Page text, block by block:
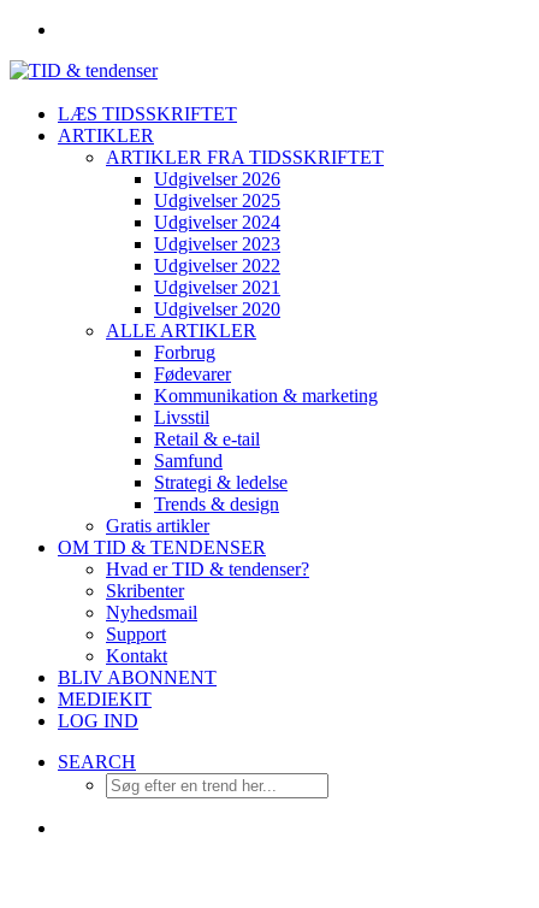
LÆS TIDSSKRIFTET
ARTIKLER
ARTIKLER FRA TIDSSKRIFTET
Udgivelser 2026
Udgivelser 2025
Udgivelser 2024
Udgivelser 2023
Udgivelser 2022
Udgivelser 2021
Udgivelser 2020
ALLE ARTIKLER
Forbrug
Fødevarer
Kommunikation & marketing
Livsstil
Retail & e-tail
Samfund
Strategi & ledelse
Trends & design
Gratis artikler
OM TID & TENDENSER
Hvad er TID & tendenser?
Skribenter
Nyhedsmail
Support
Kontakt
BLIV ABONNENT
MEDIEKIT
LOG IND
SEARCH